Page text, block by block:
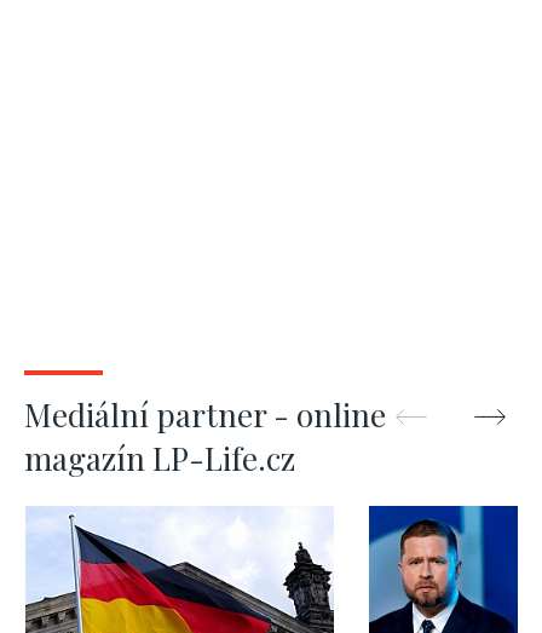
Mediální partner - online
magazín LP-Life.cz